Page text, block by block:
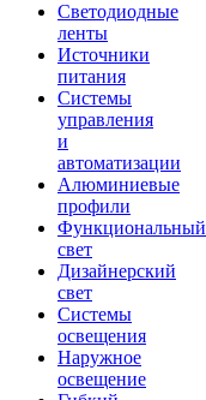
Светодиодные
ленты
Источники
питания
Системы
управления
и
автоматизации
Алюминиевые
профили
Функциональный
свет
Дизайнерский
свет
Системы
освещения
Наружное
освещение